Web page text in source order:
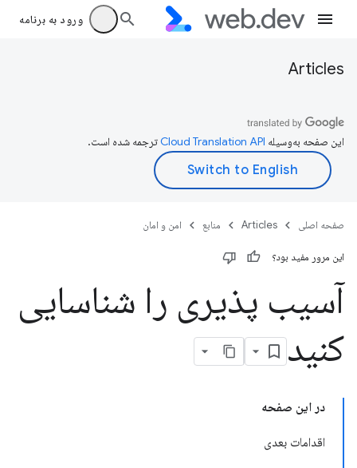
ورود به برنامه
Articles
این صفحه به‌وسیله ترجمه شده است.
صفحه اصلی Articles منابع امن و امان
این مرور مفید بود؟
آسیب پذیری را شناسایی
کنید
در این صفحه
اقدامات بعدی